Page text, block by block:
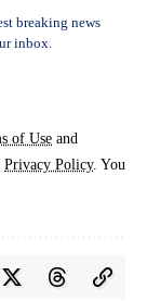
breaking news
inbox.
of Use and
Privacy Policy. You